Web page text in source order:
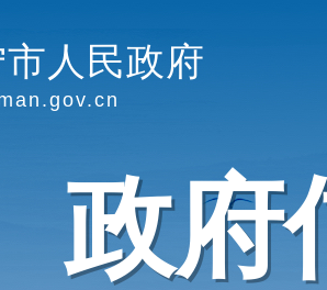
人民政府
政府